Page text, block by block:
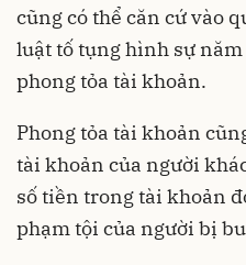
cũng có thể căn cứ vào
luật tố tụng hình sự
phong tỏa tài khoản.
Phong tỏa tài khoản
tài khoản của người
số tiền trong tài khoản
phạm tội của người bị